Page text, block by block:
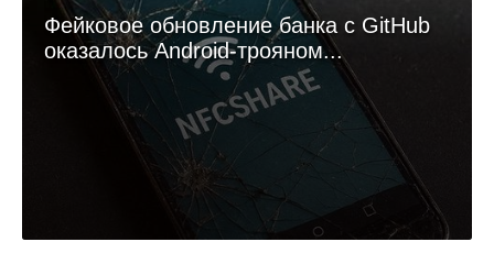
Фейковое обновление банка с GitHub
оказалось Android-трояном...